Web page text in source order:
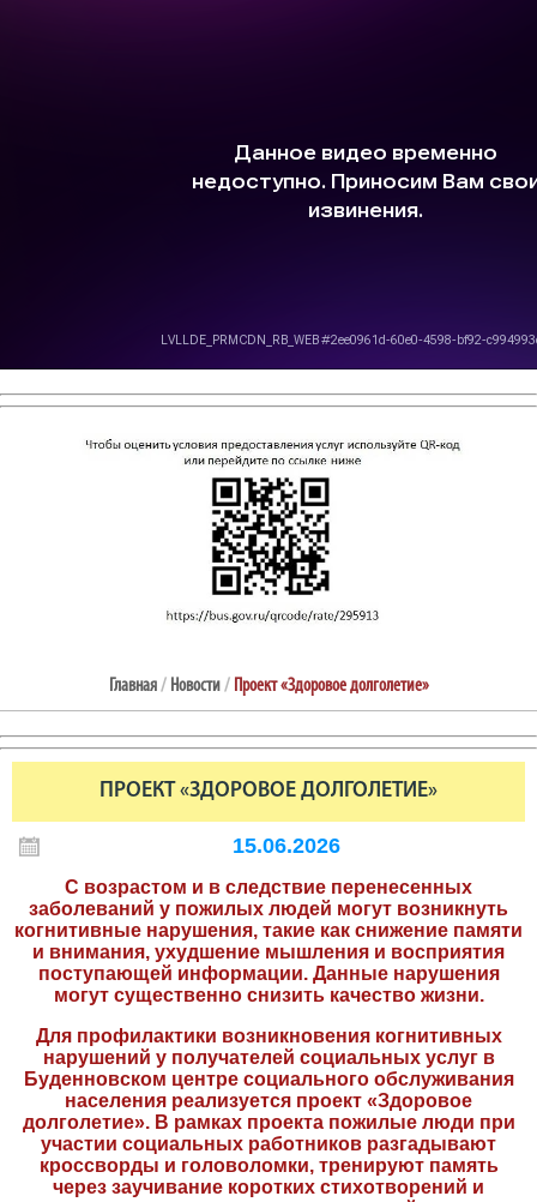
Главная / Новости / Проект «Здоровое долголетие»
ПРОЕКТ «ЗДОРОВОЕ ДОЛГОЛЕТИЕ»
15.06.2026
С возрастом и в следствие перенесенных
заболеваний у пожилых людей могут возникнуть
когнитивные нарушения, такие как снижение памяти
и внимания, ухудшение мышления и восприятия
поступающей информации. Данные нарушения
могут существенно снизить качество жизни.
Для профилактики возникновения когнитивных
нарушений у получателей социальных услуг в
Буденновском центре социального обслуживания
населения реализуется проект «Здоровое
долголетие». В рамках проекта пожилые люди при
участии социальных работников разгадывают
кроссворды и головоломки, тренируют память
через заучивание коротких стихотворений и